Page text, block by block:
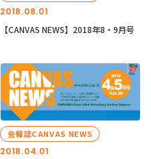
2018.08.01
【CANVAS NEWS】2018年8・9月号
2018.04.01
会報誌CANVAS NEWS